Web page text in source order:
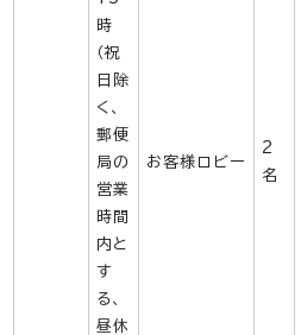
時
（祝
日除
く、
郵便
局の
営業
時間
内と
す
る、
昼休
お客様ロビー
2
名